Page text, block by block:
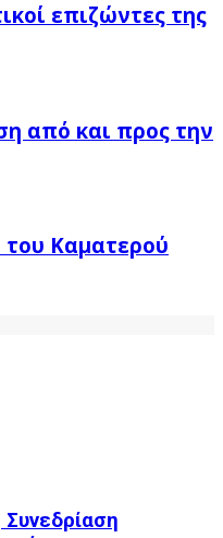
επιζώντες της
από και προς την
Καματερού